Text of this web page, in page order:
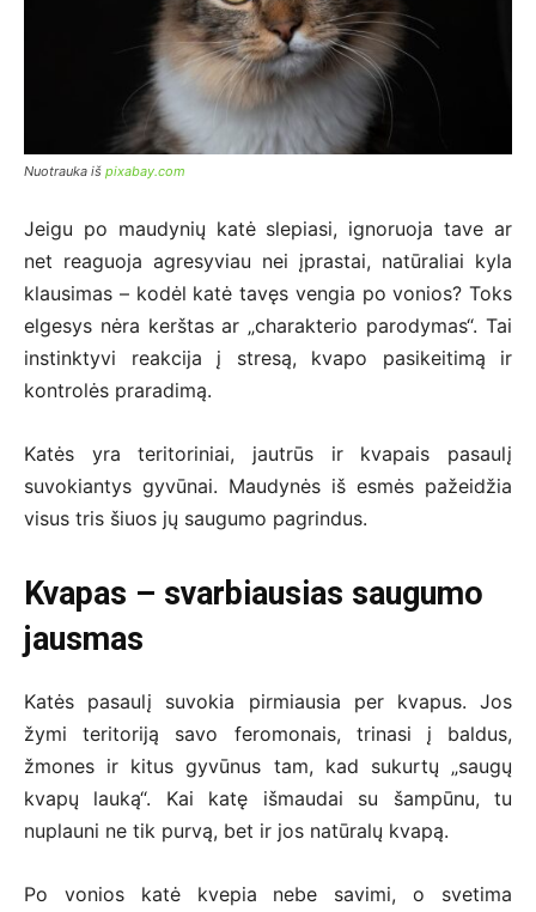
Nuotrauka iš pixabay.com
Jeigu po maudynių katė slepiasi, ignoruoja tave ar
net reaguoja agresyviau nei įprastai, natūraliai kyla
klausimas – kodėl katė tavęs vengia po vonios? Toks
elgesys nėra kerštas ar „charakterio parodymas“. Tai
instinktyvi reakcija į stresą, kvapo pasikeitimą ir
kontrolės praradimą.
Katės yra teritoriniai, jautrūs ir kvapais pasaulį
suvokiantys gyvūnai. Maudynės iš esmės pažeidžia
visus tris šiuos jų saugumo pagrindus.
Kvapas – svarbiausias saugumo
jausmas
Katės pasaulį suvokia pirmiausia per kvapus. Jos
žymi teritoriją savo feromonais, trinasi į baldus,
žmones ir kitus gyvūnus tam, kad sukurtų „saugų
kvapų lauką“. Kai katę išmaudai su šampūnu, tu
nuplauni ne tik purvą, bet ir jos natūralų kvapą.
Po vonios katė kvepia nebe savimi, o svetima